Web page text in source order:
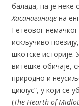
балада, па је
Хасанагинице на
Гетеовог
искључиво
шкотске историје.
витешке обичаје,
природно и
циклус“, у који се
(The Hearth of